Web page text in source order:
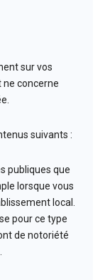
sur vos
concerne
suivants :
publiques que
lorsque vous
local.
pour ce type
de notoriété